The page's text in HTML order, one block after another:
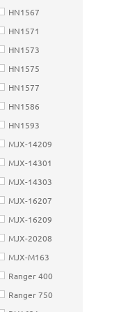
HN1567
HN1571
HN1573
HN1575
HN1577
HN1586
HN1593
MJX-14209
MJX-14301
MJX-14303
MJX-16207
MJX-16209
MJX-20208
MJX-M163
Ranger 400
Ranger 750